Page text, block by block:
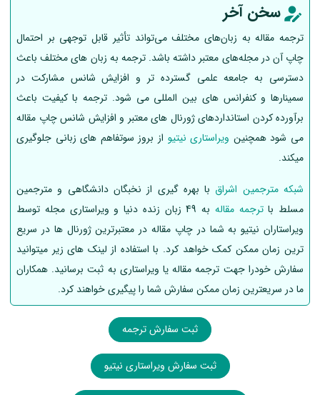
سخن آخر
ترجمه مقاله به زبان‌های مختلف می‌تواند تأثیر قابل توجهی بر احتمال
چاپ آن در مجله‌های معتبر داشته باشد. ترجمه به زبان های مختلف باعث
دسترسی به جامعه علمی گسترده تر و افزایش شانس مشارکت در
سمینارها و کنفرانس های بین المللی می شود. ترجمه با کیفیت باعث
برآورده کردن استانداردهای ژورنال های معتبر و افزایش شانس چاپ مقاله
می شود همچنین ویراستاری نیتیو از بروز سوتفاهم های زبانی جلوگیری
میکند.
شبکه مترجمین اشراق با بهره گیری از نخبگان دانشگاهی و مترجمین
مسلط باترجمه مقاله
به 49 زبان زنده دنیا و ویراستاری مجله توسط
ویراستاران نیتیو به شما در چاپ مقاله در معتبرترین ژورنال ها در سریع
ترین زمان ممکن کمک خواهد کرد. با استفاده از لینک های زیر میتوانید
سفارش خودرا جهت ترجمه مقاله یا ویراستاری به ثبت برسانید. همکاران
ما در سریعترین زمان ممکن سفارش شما را پیگیری خواهند کرد.
ثبت سفارش ترجمه
ثبت سفارش ویراستاری نیتیو